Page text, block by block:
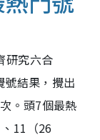
研究六合
結果，攪出
。頭7個最熱
11（26